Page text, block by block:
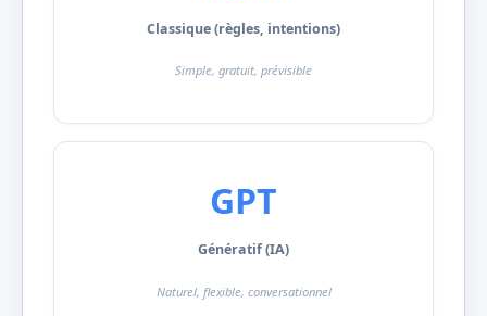
Classique (règles, intentions)
Simple, gratuit, prévisible
GPT
Génératif (IA)
Naturel, flexible, conversationnel